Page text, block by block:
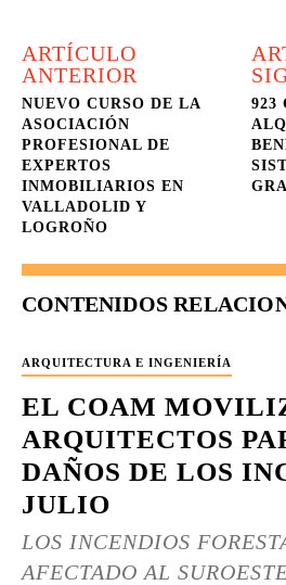
ARTÍCULO
ANTERIOR
NUEVO CURSO DE LA
ASOCIACIÓN
PROFESIONAL DE
EXPERTOS
INMOBILIARIOS EN
VALLADOLID Y
LOGROÑO
923
CONTENIDOS
ARQUITECTURA E INGENIERÍA
EL COAM
ARQUITECTOS
DAÑOS DE LOS
JULIO
LOS INCENDIOS
AFECTADO AL